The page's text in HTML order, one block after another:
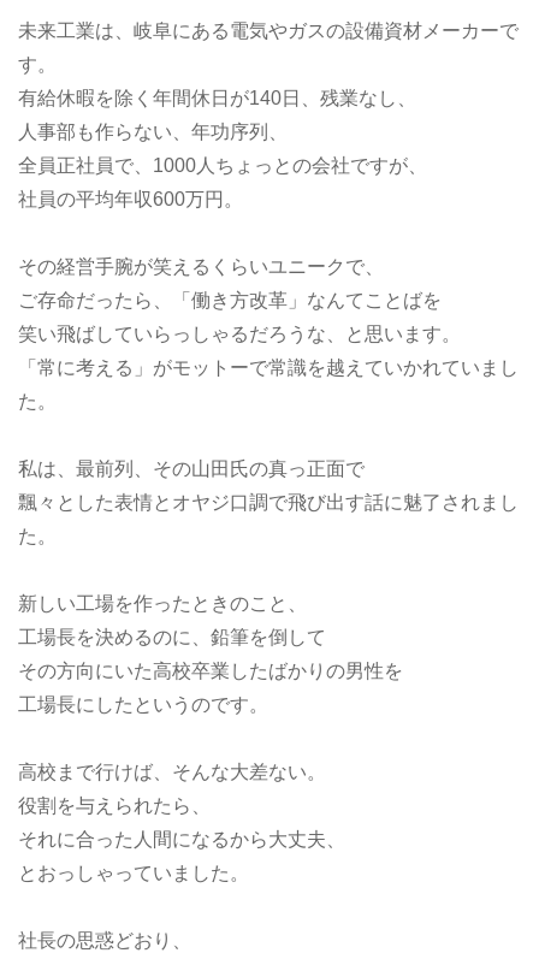
未来工業は、岐阜にある電気やガスの設備資材メーカーで
す。
有給休暇を除く年間休日が140日、残業なし、
人事部も作らない、年功序列、
全員正社員で、1000人ちょっとの会社ですが、
社員の平均年収600万円。
その経営手腕が笑えるくらいユニークで、
ご存命だったら、「働き方改革」なんてことばを
笑い飛ばしていらっしゃるだろうな、と思います。
「常に考える」がモットーで常識を越えていかれていまし
た。
私は、最前列、その山田氏の真っ正面で
飄々とした表情とオヤジ口調で飛び出す話に魅了されまし
た。
新しい工場を作ったときのこと、
工場長を決めるのに、鉛筆を倒して
その方向にいた高校卒業したばかりの男性を
工場長にしたというのです。
高校まで行けば、そんな大差ない。
役割を与えられたら、
それに合った人間になるから大丈夫、
とおっしゃっていました。
社長の思惑どおり、